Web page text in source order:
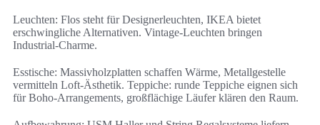
Leuchten: Flos steht für Designerleuchten, IKEA bietet
erschwingliche Alternativen. Vintage-Leuchten bringen
Industrial-Charme.
Esstische: Massivholzplatten schaffen Wärme, Metallgestelle
vermitteln Loft-Ästhetik. Teppiche: runde Teppiche eignen sich
für Boho-Arrangements, großflächige Läufer klären den Raum.